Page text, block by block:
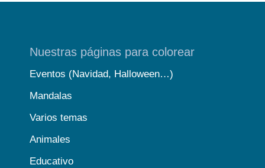
Nuestras páginas para colorear
Eventos (Navidad, Halloween…)
Mandalas
Varios temas
Animales
Educativo